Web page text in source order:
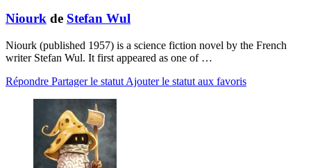
Niourk de Stefan Wul
Niourk (published 1957) is a science fiction novel by the French
writer Stefan Wul. It first appeared as one of …
Répondre Partager le statut Ajouter le statut aux favoris